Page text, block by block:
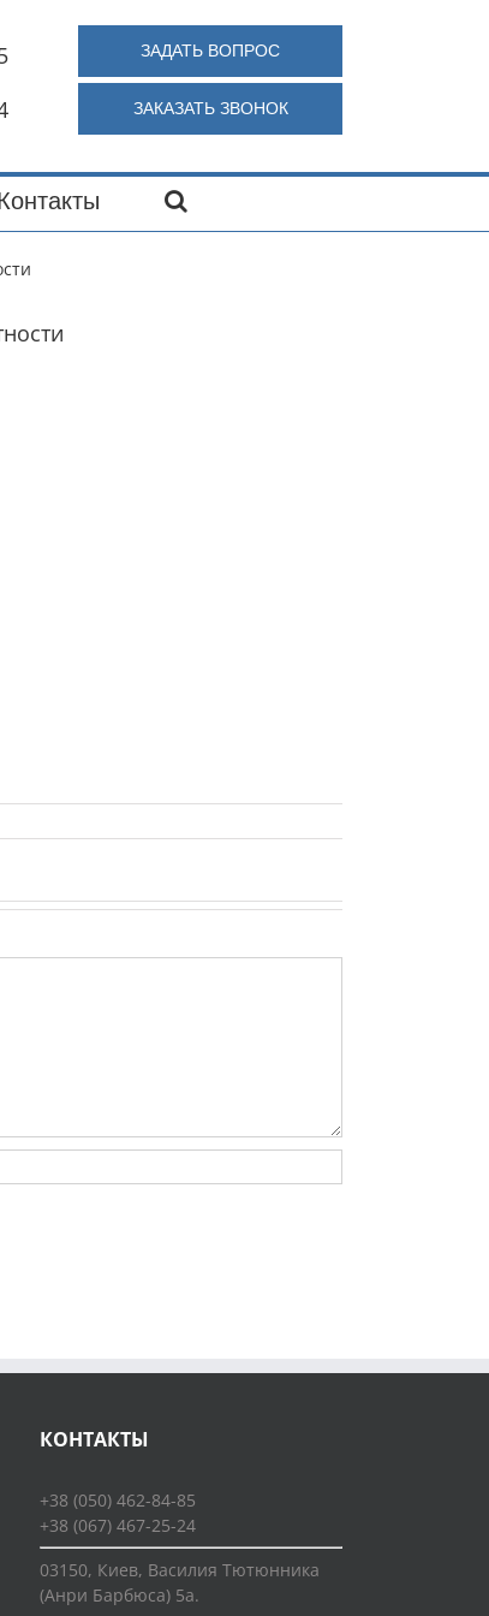
ЗАДАТЬ ВОПРОС
ЗАКАЗАТЬ ЗВОНОК
КОНТАКТЫ
+38 (050) 462-84-85
+38 (067) 467-25-24
03150, Киев, Василия Тютюнника
(Анри Барбюса) 5а.